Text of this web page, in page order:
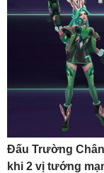
Đấu Trường
khi 2 vị tướng